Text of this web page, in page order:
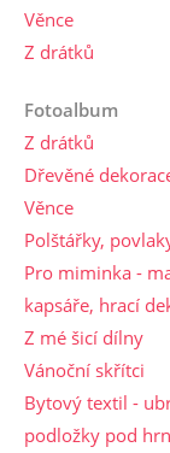
Věnce
Z drátků
Fotoalbum
Z drátků
Dřevěné
Věnce
Polštářky,
Pro miminka -
kapsáře, hrací
Z mé šicí dílny
Vánoční skřítci
Bytový textil -
podložky pod